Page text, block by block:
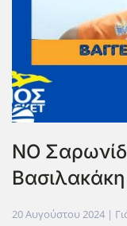
ΝΟ
Βασιλακάκη
20 Αυγούστου 2024 |